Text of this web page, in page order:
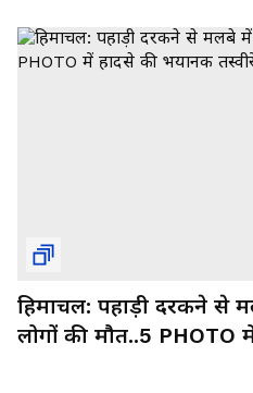
हिमाचल: पहाड़ी दरकने से
लोगों की मौत..5 PHOTO